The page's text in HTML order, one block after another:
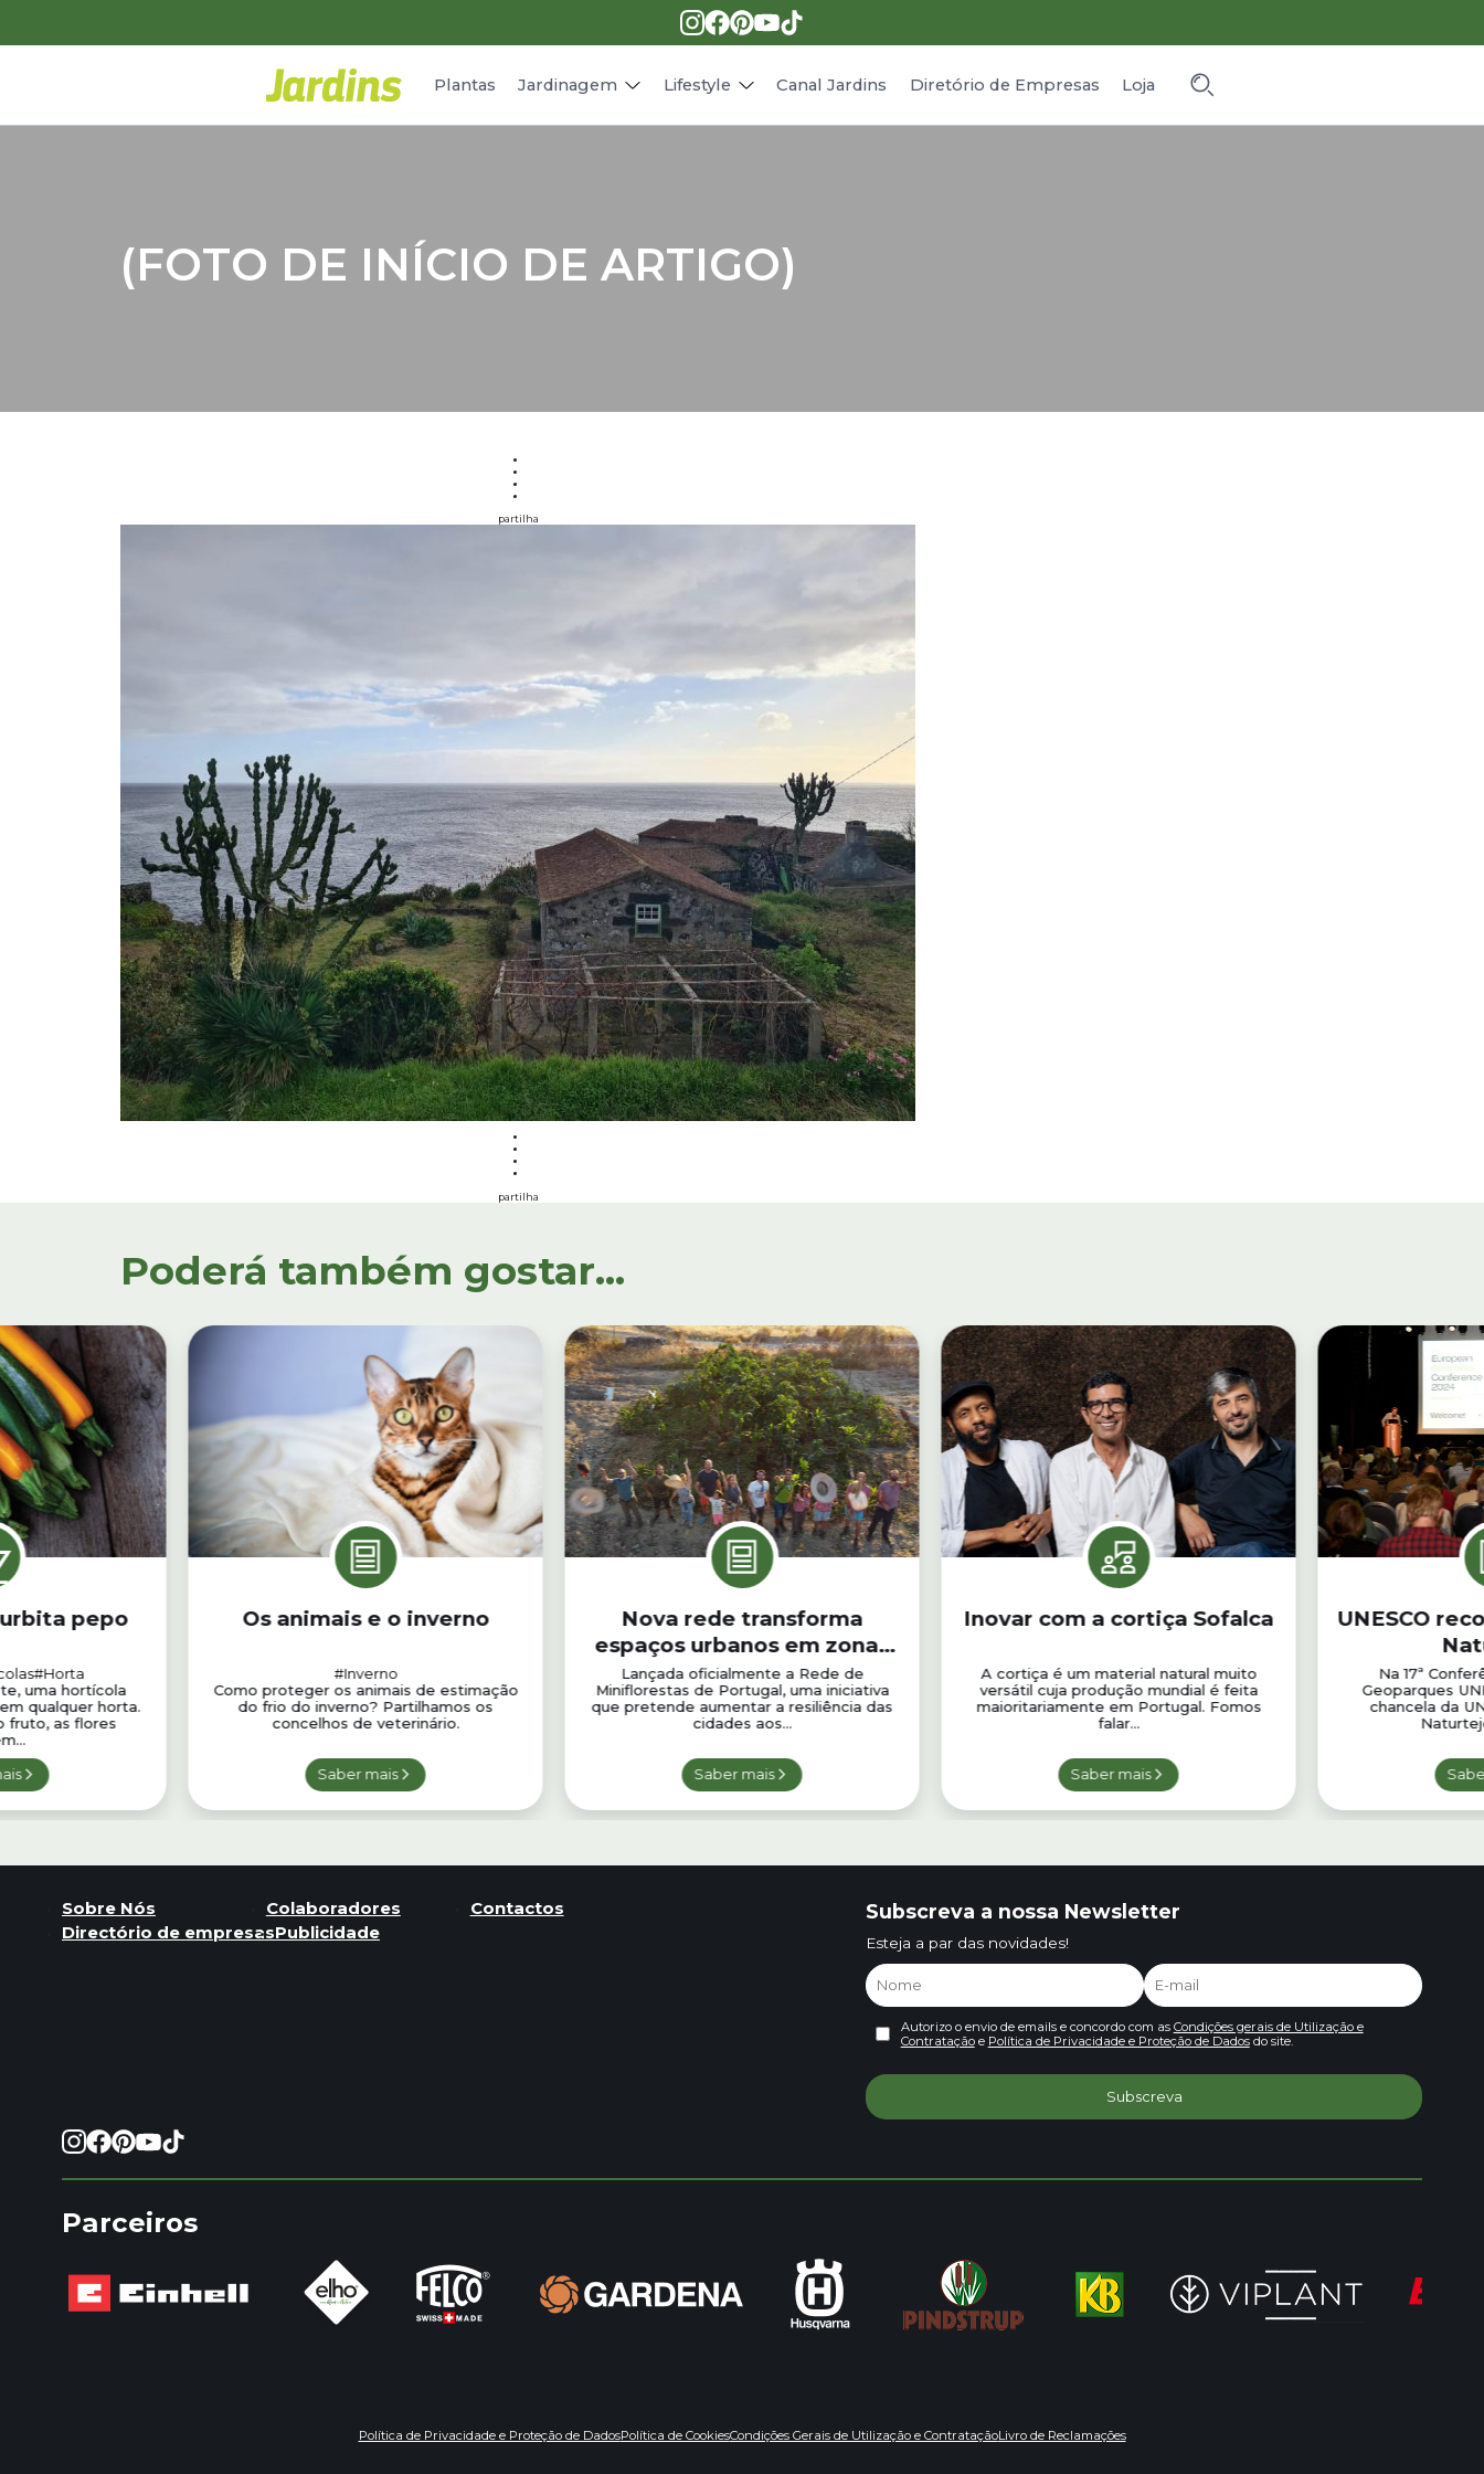
Plantas Jardinagem Lifestyle
Receitas
Canal Jardins Diretório de Empresas Loja
(FOTO DE INÍCIO DE ARTIGO)
partilha
partilha
Poderá também gostar...
pepo
#Horta
uma hortícola
qualquer horta.
fruto, as flores
Os animais e o inverno
#Inverno
Como proteger os animais de estimação
do frio do inverno? Partilhamos os
concelhos de veterinário.
Saber mais
Nova rede transforma
espaços urbanos em zonas
verdes
Lançada oficialmente a Rede de
Miniflorestas de Portugal, uma iniciativa
que pretende aumentar a resiliência das
cidades aos...
Saber mais
Inovar com a cortiça Sofalca
A cortiça é um material natural muito
versátil cuja produção mundial é feita
maioritariamente em Portugal. Fomos
falar...
Saber mais
UNESCO
Na 17ª
Geoparques
chancela da
Sobre Nós Colaboradores
Contactos
Directório de empresasPublicidade
Subscreva a nossa Newsletter
Esteja a par das novidades!
Autorizo o envio de emails e concordo com as Condições gerais de Utilização e
Contrataçãoe Política de Privacidade e Proteção de Dadosdo site.
Parceiros
Política de Privacidade e Proteção de DadosPolítica de CookiesCondições Gerais de Utilização e ContrataçãoLivro de Reclamações